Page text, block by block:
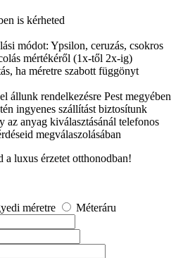
is kérheted
módot: Ypsilon, ceruzás, csokros
mértékéről (1x-től 2x-ig)
ha méretre szabott függönyt
állunk rendelkezésre Pest megyében
ingyenes szállítást biztosítunk
az anyag kiválasztásánál telefonos
megválaszolásában
a luxus érzetet otthonodban!
méretre
Méteráru